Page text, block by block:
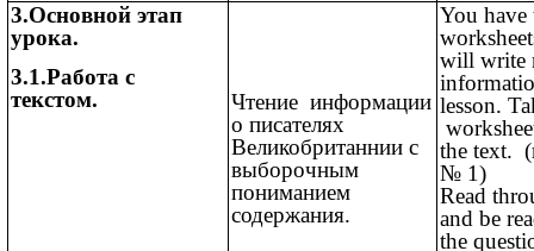
3.Основной этап
урока.
3.1.Работа с
текстом.
Чтение информации
о писателях
Великобританнии с
выборочным
пониманием
содержания.
You have
will write
lesson.
the text.
№ 1)
Read
and be
the